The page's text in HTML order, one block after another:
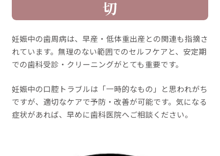
切
妊娠中の歯周病は、早産・低体重出産との関連も指摘さ
れています。無理のない範囲でのセルフケアと、安定期
での歯科受診・クリーニングがとても重要です。
妊娠中の口腔トラブルは「一時的なもの」と思われがち
ですが、適切なケアで予防・改善が可能です。気になる
症状があれば、早めに歯科医院へご相談ください。